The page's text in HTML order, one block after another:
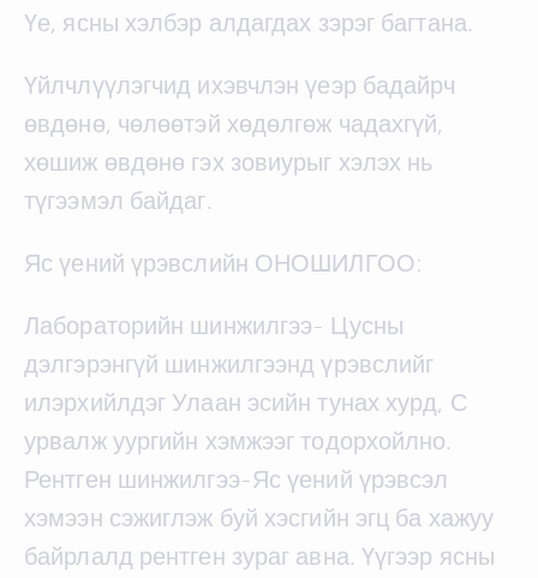
Үе, ясны хэлбэр алдагдах зэрэг багтана.
Үйлчлүүлэгчид ихэвчлэн үеэр бадайрч
өвдөнө, чөлөөтэй хөдөлгөж чадахгүй,
хөшиж өвдөнө гэх зовиурыг хэлэх нь
түгээмэл байдаг.
Яс үений үрэвслийн ОНОШИЛГОО:
Лабораторийн шинжилгээ- Цусны
дэлгэрэнгүй шинжилгээнд үрэвслийг
илэрхийлдэг Улаан эсийн тунах хурд, С
урвалж уургийн хэмжээг тодорхойлно.
Рентген шинжилгээ-Яс үений үрэвсэл
хэмээн сэжиглэж буй хэсгийн эгц ба хажуу
байрлалд рентген зураг авна. Үүгээр ясны